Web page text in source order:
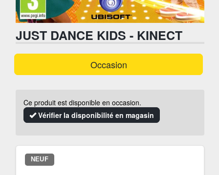
JUST DANCE KIDS - KINECT
Occasion
Ce produit est disponible en occasion.
Vérifier la disponibilité en magasin
NEUF